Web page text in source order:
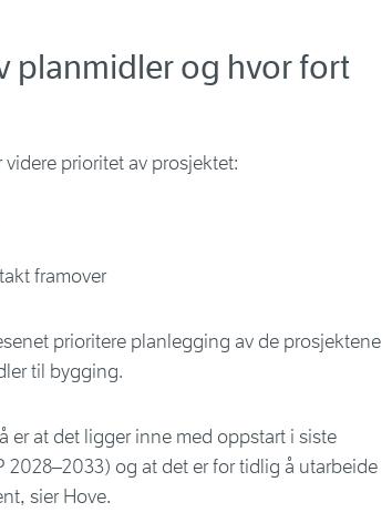
planmidler og hvor fort
prioritet av prosjektet:
framover
prioritere planlegging av de prosjektene
til bygging.
er at det ligger inne med oppstart i siste
og at det er for tidlig å utarbeide
sier Hove.